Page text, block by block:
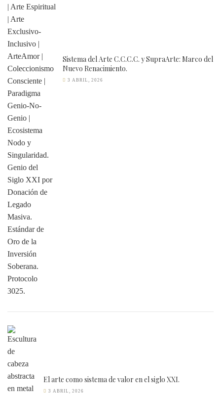
Sistema del Arte C.C.C.C. y SupraArte: Marco del
Nuevo Renacimiento.
3 ABRIL, 2026
El arte como sistema de valor en el siglo XXI.
3 ABRIL, 2026